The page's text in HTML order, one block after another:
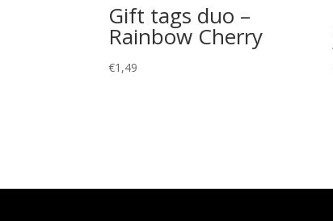
Gift tags duo –
Rainbow Cherry
€1,49